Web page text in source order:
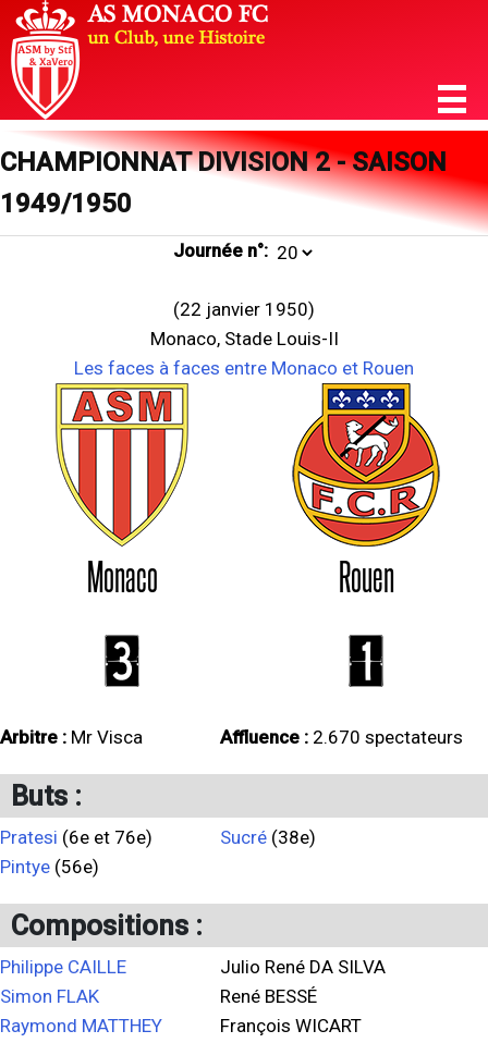
CHAMPIONNAT DIVISION 2 - SAISON
1949/1950
Journée n°:
(22 janvier 1950)
Monaco, Stade Louis-II
Les faces à faces entre Monaco et Rouen
Monaco Rouen
3 1
Arbitre : Mr Visca Affluence : 2.670 spectateurs
Buts :
Pratesi (6e et 76e)
Pintye (56e)
Sucré(38e)
Compositions :
Philippe CAILLE
Simon FLAK
Raymond MATTHEY
Julio René DA SILVA
René BESSÉ
François WICART